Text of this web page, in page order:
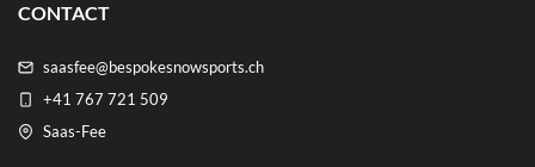
CONTACT
saasfee@bespokesnowsports.ch
+41 767 721 509
Saas-Fee